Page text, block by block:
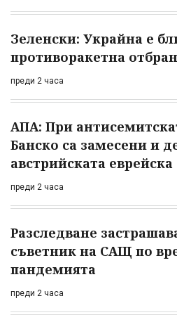
Зеленски: Украйна е
противоракетна
преди 2 часа
АПА: При
Банско са замесени и
австрийската
преди 2 часа
Разследване
съветник на САЩ по
пандемията
преди 2 часа